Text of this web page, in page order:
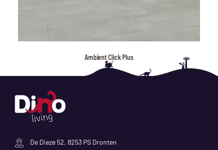
Ambient Click Plus
De Dieze 52, 8253 PS Dronten